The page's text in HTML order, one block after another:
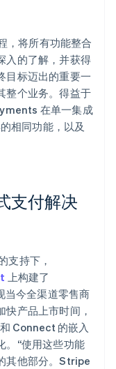
，将所有功能整合
入的了解，并获得
目标迈出的重要一
整个业务。得益于
在单一集成
相同功能，以及
支付解决
支持下，
上构建了
今全渠道零售商
产品上市时间，
Connect 的嵌入
。“使用这些功能
其他部分。Stripe